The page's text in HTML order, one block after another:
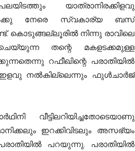
യാത്രാനിരക്കിളവു
നേരെ സ്വകാര്യ ബസ്
കൊടുങ്ങല്ലൂരിൽ നിന്നു രാവിലെ
തന്റെ മകളടക്കമുള്ള
റഫീഖിന്റെ പരാതിയിൽ
ഇളവു നൽകില്ലെന്നും ഫുൾചാർജ്
വീട്ടിലറിയിച്ചതോടെയാണു
ഇറക്കിവിടലും അസഭ്യം
പറയുന്നു. പരാതിയിൽ